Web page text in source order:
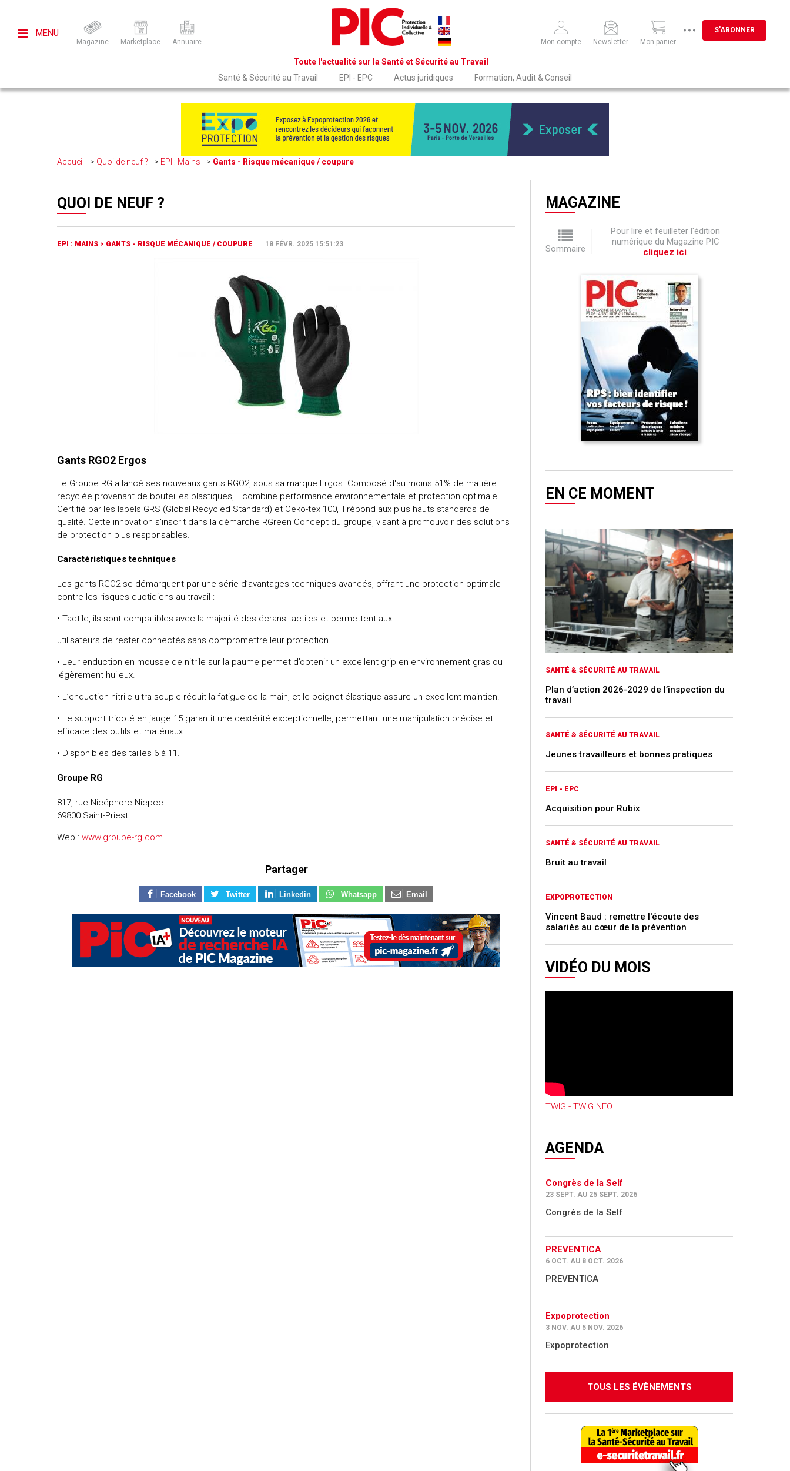
MENU
Magazine Marketplace Annuaire
Toute l'actualité sur la Santé et Sécurité au Travail
Mon compte Newsletter Mon panier
S'ABONNER
Santé & Sécurité au Travail EPI - EPC Actus juridiques Formation, Audit & Conseil
Accueil Quoi de neuf ? EPI : Mains Gants - Risque mécanique / coupure
QUOI DE NEUF ?
EPI : MAINS > GANTS - RISQUE MÉCANIQUE / COUPURE 18 FÉVR. 2025 15:51:23
Gants RGO2 Ergos
Le Groupe RG a lancé ses nouveaux gants RGO2, sous sa marque Ergos. Composé d'au moins 51% de matière
recyclée provenant de bouteilles plastiques, il combine performance environnementale et protection optimale.
Certifié par les labels GRS (Global Recycled Standard) et Oeko-tex 100, il répond aux plus hauts standards de
qualité. Cette innovation s'inscrit dans la démarche RGreen Concept du groupe, visant à promouvoir des solutions
de protection plus responsables.
Caractéristiques techniques
Les gants RGO2 se démarquent par une série d’avantages techniques avancés, offrant une protection optimale
contre les risques quotidiens au travail :
• Tactile, ils sont compatibles avec la majorité des écrans tactiles et permettent aux
utilisateurs de rester connectés sans compromettre leur protection.
• Leur enduction en mousse de nitrile sur la paume permet d’obtenir un excellent grip en environnement gras ou
légèrement huileux.
• L’enduction nitrile ultra souple réduit la fatigue de la main, et le poignet élastique assure un excellent maintien.
• Le support tricoté en jauge 15 garantit une dextérité exceptionnelle, permettant une manipulation précise et
efficace des outils et matériaux.
• Disponibles des tailles 6 à 11.
Groupe RG
817, rue Nicéphore Niepce
69800 Saint-Priest
Web : www.groupe-rg.com
Partager
Facebook Twitter Linkedin Whatsapp Email
MAGAZINE
Sommaire
Pour lire et feuilleter l'édition
numérique du Magazine PIC
cliquez ici.
EN CE MOMENT
SANTÉ & SÉCURITÉ AU TRAVAIL
Plan d’action 2026-2029 de l’inspection du
travail
SANTÉ & SÉCURITÉ AU TRAVAIL
Jeunes travailleurs et bonnes pratiques
EPI - EPC
Acquisition pour Rubix
SANTÉ & SÉCURITÉ AU TRAVAIL
Bruit au travail
EXPOPROTECTION
Vincent Baud : remettre l'écoute des
salariés au cœur de la prévention
VIDÉO DU MOIS
TWIG - TWIG NEO
AGENDA
Congrès de la Self
23 SEPT. AU 25 SEPT. 2026
Congrès de la Self
PREVENTICA
6 OCT. AU 8 OCT. 2026
PREVENTICA
Expoprotection
3 NOV. AU 5 NOV. 2026
Expoprotection
TOUS LES ÉVÈNEMENTS